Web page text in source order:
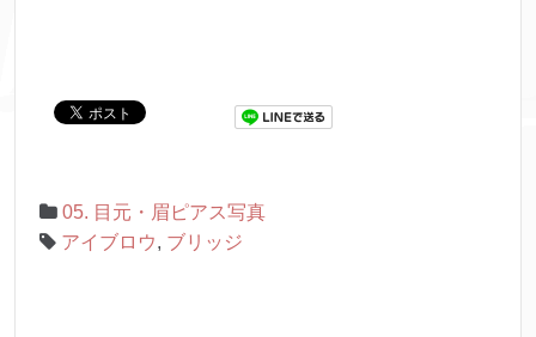
05. 目元・眉ピアス写真
アイブロウ, ブリッジ